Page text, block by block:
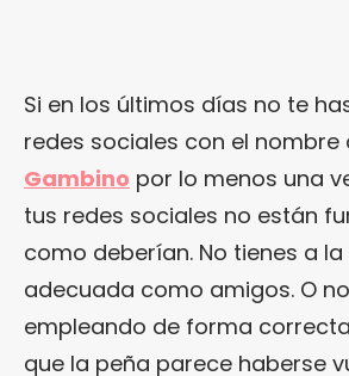
Si en los últimos días no te
redes sociales con el nombre
Gambino por lo menos una
tus redes sociales no están
como deberían. No tienes a
adecuada como amigos. O
empleando de forma
que la peña parece haberse